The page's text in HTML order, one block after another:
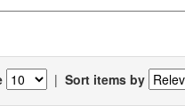
| Sort items by